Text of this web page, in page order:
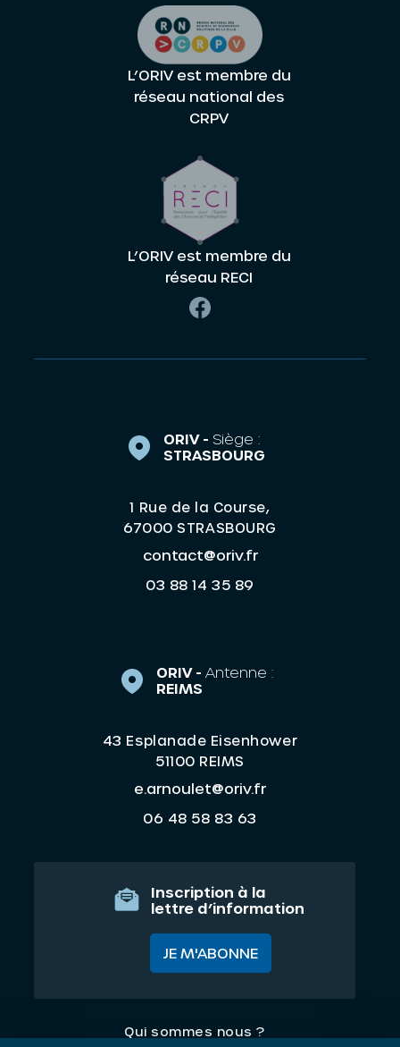
L’ORIV est membre du
réseau national des
CRPV
L’ORIV est membre du
réseau RECI
ORIV - Siège :
STRASBOURG
1 Rue de la Course,
67000 STRASBOURG
contact@oriv.fr
03 88 14 35 89
ORIV - Antenne :
REIMS
43 Esplanade Eisenhower
51100 REIMS
e.arnoulet@oriv.fr
06 48 58 83 63
Inscription à la
lettre d’information
JE M'ABONNE
Qui sommes nous ?